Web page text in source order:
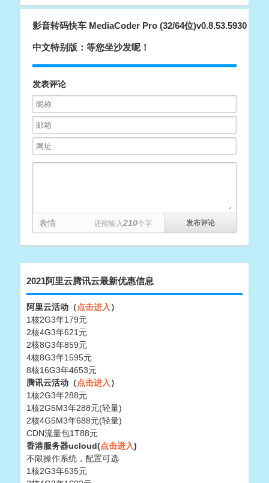
影音转码快车 MediaCoder Pro (32/64位)v0.8.53.5930
中文特别版：等您坐沙发呢！
发表评论
表情 还能输入210个字
2021阿里云腾讯云最新优惠信息
阿里云活动（点击进入）
1核2G3年179元
2核4G3年621元
2核8G3年859元
4核8G3年1595元
8核16G3年4653元
腾讯云活动（点击进入）
1核2G3年288元
1核2G5M3年288元(轻量)
2核4G5M3年688元(轻量)
CDN流量包1T88元
香港服务器ucloud(点击进入)
不限操作系统，配置可选
1核2G3年635元